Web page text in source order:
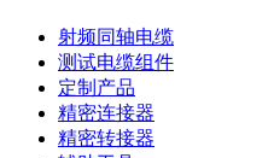
射频同轴电缆
测试电缆组件
定制产品
精密连接器
精密转接器